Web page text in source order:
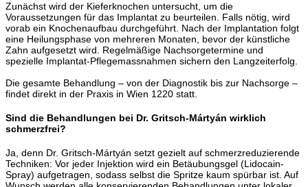
Zunächst wird der Kieferknochen untersucht, um die
Voraussetzungen für das Implantat zu beurteilen. Falls nötig, wird
vorab ein Knochenaufbau durchgeführt. Nach der Implantation folgt
eine Heilungsphase von mehreren Monaten, bevor der künstliche
Zahn aufgesetzt wird. Regelmäßige Nachsorgetermine und
spezielle Implantat-Pflegemassnahmen sichern den Langzeiterfolg.
Die gesamte Behandlung – von der Diagnostik bis zur Nachsorge –
findet direkt in der Praxis in Wien 1220 statt.
Sind die Behandlungen bei Dr. Gritsch-Mártyán wirklich
schmerzfrei?
Ja, denn Dr. Gritsch-Mártyán setzt gezielt auf schmerzreduzierende
Techniken: Vor jeder Injektion wird ein Betäubungsgel (Lidocain-
Spray) aufgetragen, sodass selbst die Spritze kaum spürbar ist. Auf